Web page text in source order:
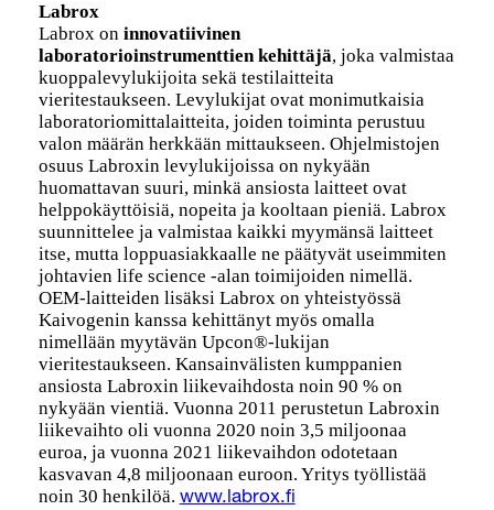
Labrox
Labrox on innovatiivinen
laboratorioinstrumenttien kehittäjä, joka valmistaa
kuoppalevylukijoita sekä testilaitteita
vieritestaukseen. Levylukijat ovat monimutkaisia
laboratoriomittalaitteita, joiden toiminta perustuu
valon määrän herkkään mittaukseen. Ohjelmistojen
osuus Labroxin levylukijoissa on nykyään
huomattavan suuri, minkä ansiosta laitteet ovat
helppokäyttöisiä, nopeita ja kooltaan pieniä. Labrox
suunnittelee ja valmistaa kaikki myymänsä laitteet
itse, mutta loppuasiakkaalle ne päätyvät useimmiten
johtavien life science -alan toimijoiden nimellä.
OEM-laitteiden lisäksi Labrox on yhteistyössä
Kaivogenin kanssa kehittänyt myös omalla
nimellään myytävän Upcon®-lukijan
vieritestaukseen. Kansainvälisten kumppanien
ansiosta Labroxin liikevaihdosta noin 90 % on
nykyään vientiä. Vuonna 2011 perustetun Labroxin
liikevaihto oli vuonna 2020 noin 3,5 miljoonaa
euroa, ja vuonna 2021 liikevaihdon odotetaan
kasvavan 4,8 miljoonaan euroon. Yritys työllistää
noin 30 henkilöä. www.labrox.fi